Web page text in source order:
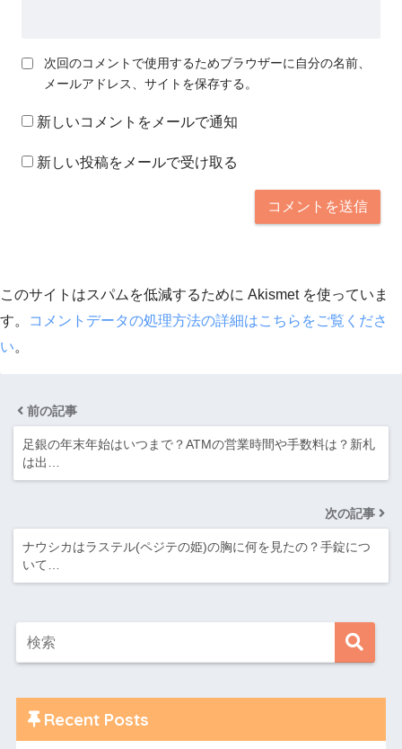
次回のコメントで使用するためブラウザーに自分の名前、
メールアドレス、サイトを保存する。
新しいコメントをメールで通知
新しい投稿をメールで受け取る
このサイトはスパムを低減するために Akismet を使っていま
す。
コメントデータの処理方法の詳細はこちらをご覧くださ
い。
前の記事
足銀の年末年始はいつまで？ATMの営業時間や手数料は？新札
は出…
次の記事
ナウシカはラステル(ペジテの姫)の胸に何を見たの？手錠につ
いて…
Recent Posts